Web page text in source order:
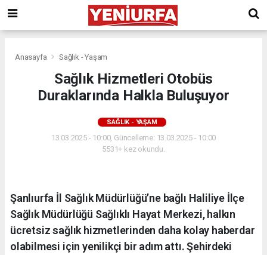
Anasayfa Sağlık - Yaşam
Sağlık Hizmetleri Otobüs
Duraklarında Halkla Buluşuyor
SAĞLIK - YAŞAM
13.03.2025 - 10:00, Güncelleme: 13.03.2025 - 10:00
5531+ kez okundu.
Şanlıurfa İl Sağlık Müdürlüğü’ne bağlı Haliliye İlçe
Sağlık Müdürlüğü Sağlıklı Hayat Merkezi, halkın
ücretsiz sağlık hizmetlerinden daha kolay haberdar
olabilmesi için yenilikçi bir adım attı. Şehirdeki